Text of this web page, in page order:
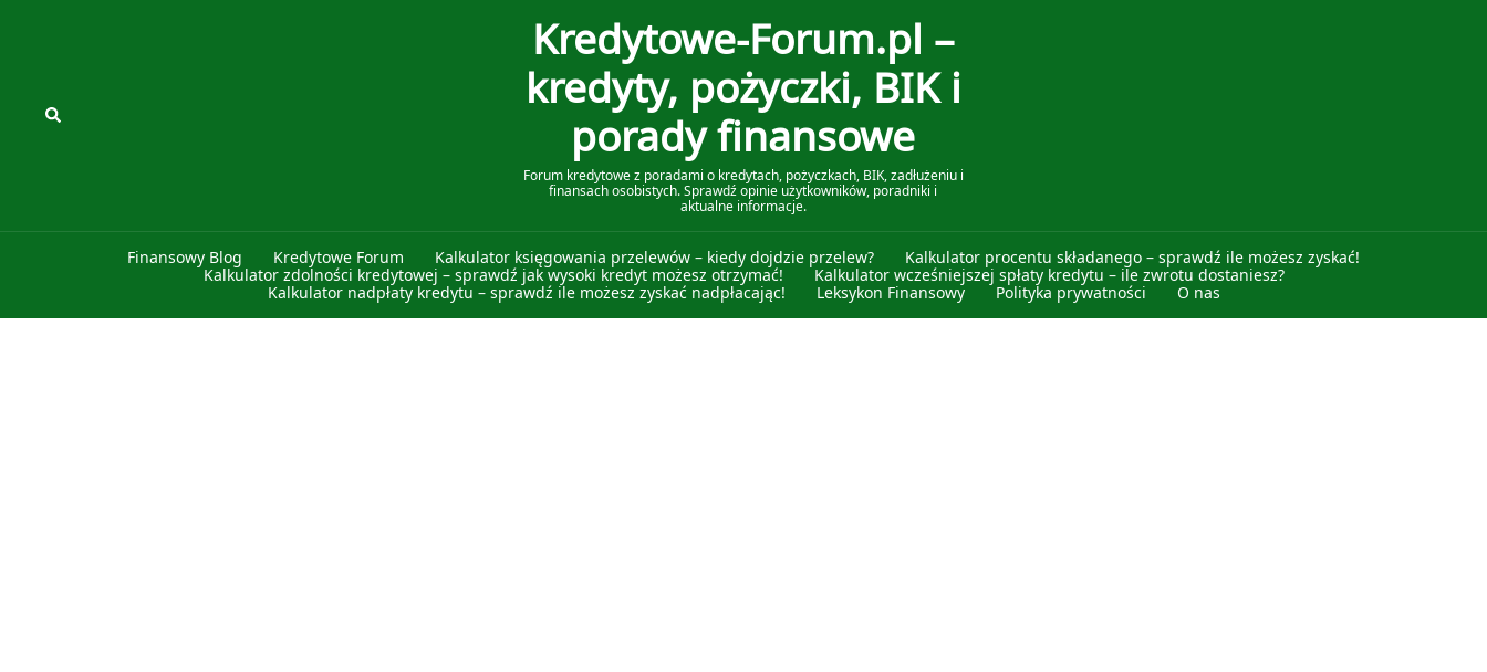
Szukaj
Kredytowe-Forum.pl –
kredyty, pożyczki, BIK i
porady finansowe
Forum kredytowe z poradami o kredytach, pożyczkach, BIK, zadłużeniu i
finansach osobistych. Sprawdź opinie użytkowników, poradniki i
aktualne informacje.
Finansowy Blog Kredytowe Forum Kalkulator księgowania przelewów – kiedy dojdzie przelew?
Kalkulator procentu składanego – sprawdź ile możesz zyskać!
Kalkulator zdolności kredytowej – sprawdź jak wysoki kredyt możesz otrzymać!
Kalkulator wcześniejszej spłaty kredytu – ile zwrotu dostaniesz?
Kalkulator nadpłaty kredytu – sprawdź ile możesz zyskać nadpłacając!
Leksykon Finansowy Polityka prywatności O nas